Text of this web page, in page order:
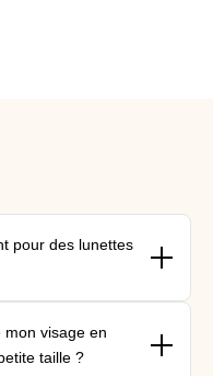
pour des lunettes
"children"=>
lunettes ont des verres
mm. Les optométristes
visage en
taille ?